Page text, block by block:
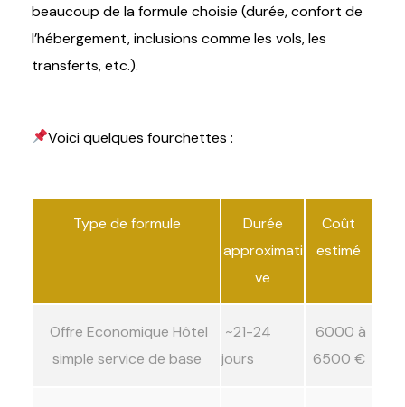
beaucoup de la formule choisie (durée, confort de
l’hébergement, inclusions comme les vols, les
transferts, etc.).
Voici quelques fourchettes :
Type de formule
Durée
approximati
ve
Coût
estimé
Offre Economique Hôtel
simple service de base
~21-24
jours
6000 à
6500 €